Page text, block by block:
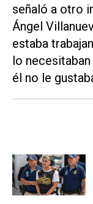
señaló a otro
Ángel
estaba
lo
él no le